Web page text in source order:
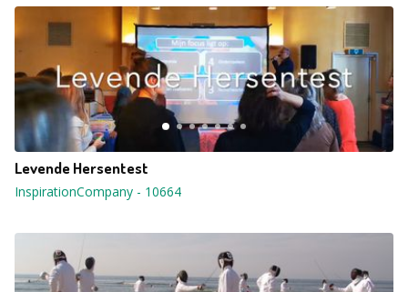
Levende Hersentest
InspirationCompany - 10664